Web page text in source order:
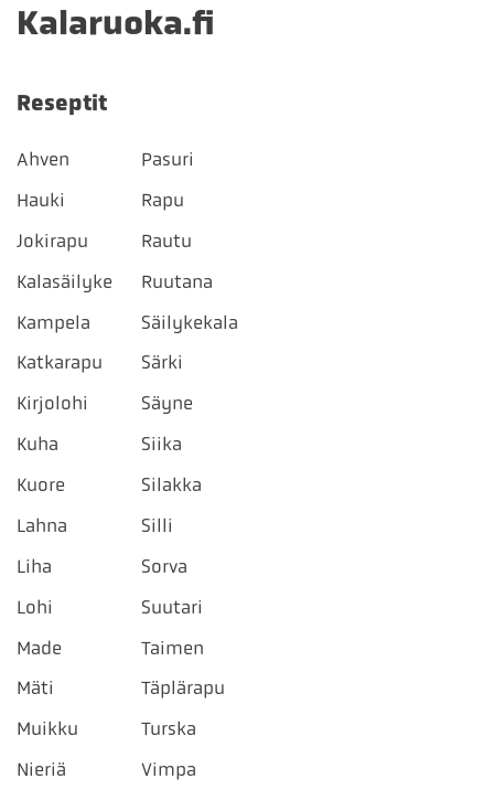
Kalaruoka.fi
Reseptit
Ahven
Hauki
Jokirapu
Kalasäilyke
Kampela
Katkarapu
Kirjolohi
Kuha
Kuore
Lahna
Liha
Lohi
Made
Mäti
Muikku
Nieriä
Pasuri
Rapu
Rautu
Ruutana
Säilykekala
Särki
Säyne
Siika
Silakka
Silli
Sorva
Suutari
Taimen
Täplärapu
Turska
Vimpa